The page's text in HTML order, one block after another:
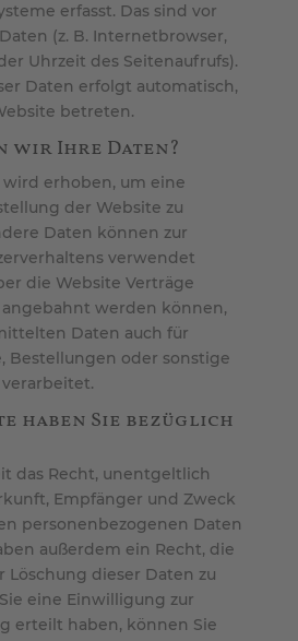
erfasst. Das sind vor
(z. B. Internetbrowser,
Uhrzeit des Seitenaufrufs).
Daten erfolgt automatisch,
betreten.
wir Ihre Daten?
wird erhoben, um eine
der Website zu
Daten können zur
verwendet
die Website Verträge
werden können,
Daten auch für
Bestellungen oder sonstige
haben Sie bezüglich
das Recht, unentgeltlich
Empfänger und Zweck
personenbezogenen Daten
außerdem ein Recht, die
dieser Daten zu
eine Einwilligung zur
erteilt haben, können Sie